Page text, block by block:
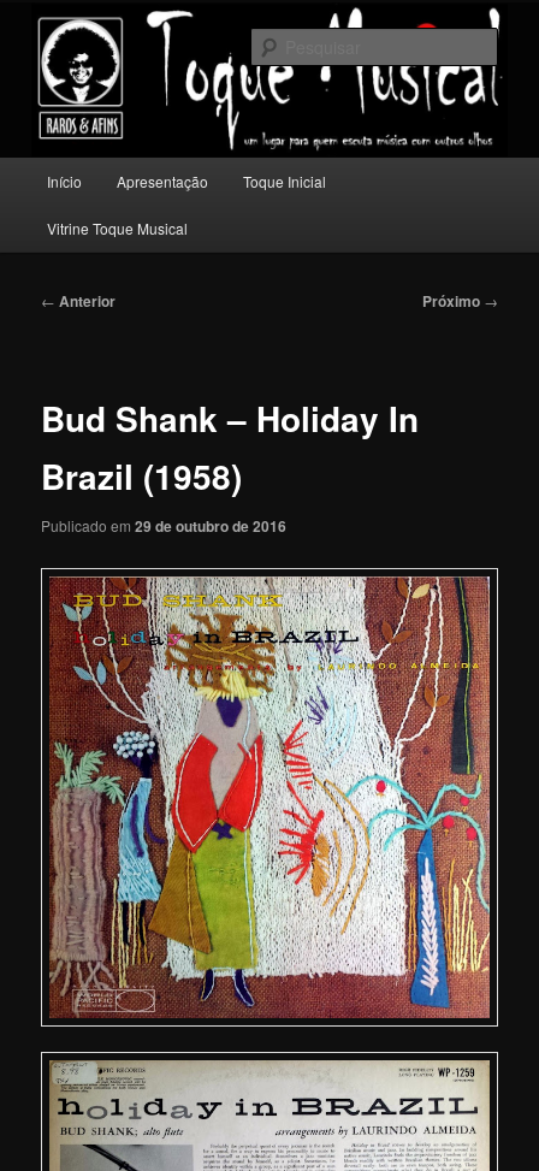
conteúdo
principalToque Musical
Um lugar para quem escuta música com outros olhos.
principal
Início Apresentação Toque Inicial
Vitrine Toque Musical
Navegação
← Anterior Próximo →
Bud Shank – Holiday In
Brazil (1958)
Publicado em29 de outubro de 2016